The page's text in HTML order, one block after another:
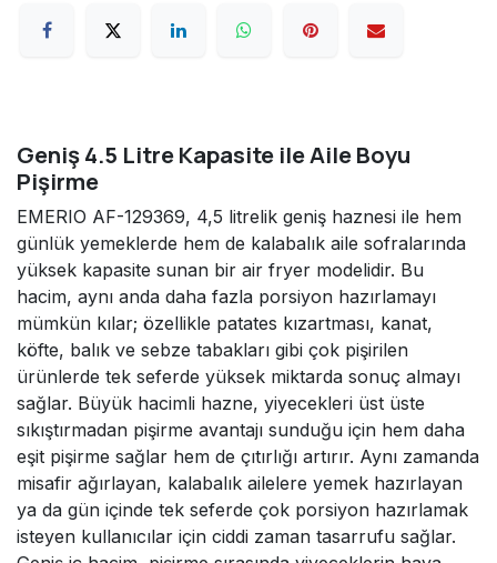
Geniş 4.5 Litre Kapasite ile Aile Boyu
Pişirme
EMERIO AF-129369, 4,5 litrelik geniş haznesi ile hem
günlük yemeklerde hem de kalabalık aile sofralarında
yüksek kapasite sunan bir air fryer modelidir. Bu
hacim, aynı anda daha fazla porsiyon hazırlamayı
mümkün kılar; özellikle patates kızartması, kanat,
köfte, balık ve sebze tabakları gibi çok pişirilen
ürünlerde tek seferde yüksek miktarda sonuç almayı
sağlar. Büyük hacimli hazne, yiyecekleri üst üste
sıkıştırmadan pişirme avantajı sunduğu için hem daha
eşit pişirme sağlar hem de çıtırlığı artırır. Aynı zamanda
misafir ağırlayan, kalabalık ailelere yemek hazırlayan
ya da gün içinde tek seferde çok porsiyon hazırlamak
isteyen kullanıcılar için ciddi zaman tasarrufu sağlar.